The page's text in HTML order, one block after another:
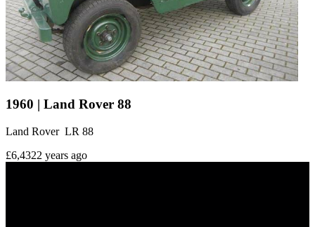
1960 | Land Rover 88
Land Rover LR 88
£6,4322 years ago